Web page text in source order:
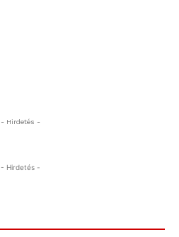
- Hirdetés -
- Hirdetés -